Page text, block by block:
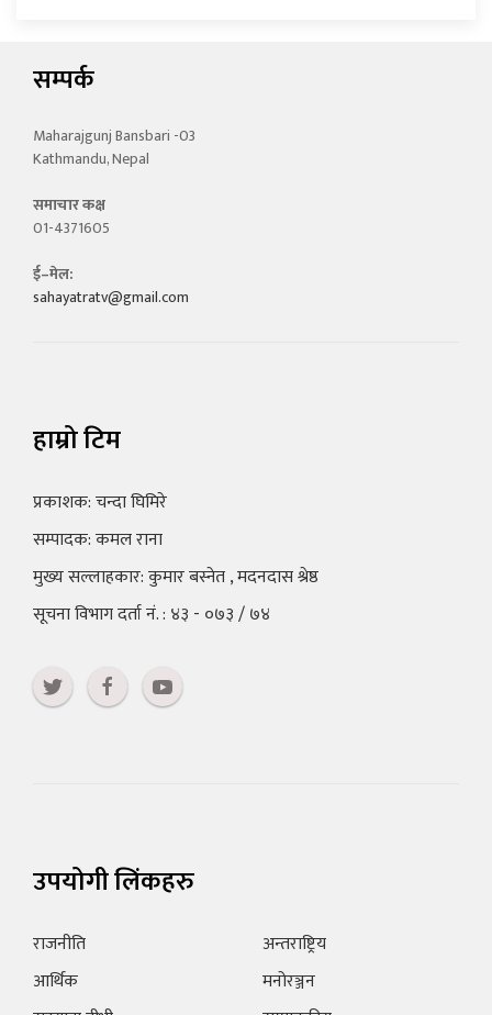
सम्पर्क
Maharajgunj Bansbari -03
Kathmandu, Nepal
समाचार कक्ष
01-4371605
ई–मेल:
sahayatratv@gmail.com
हाम्रो टिम
प्रकाशक: चन्दा घिमिरे
सम्पादक: कमल राना
मुख्य सल्लाहकार: कुमार बस्नेत , मदनदास श्रेष्ठ
सूचना विभाग दर्ता नं. : ४३ - ०७३ / ७४
उपयोगी लिंकहरु
राजनीति
आर्थिक
अन्तराष्ट्रिय
मनोरञ्जन